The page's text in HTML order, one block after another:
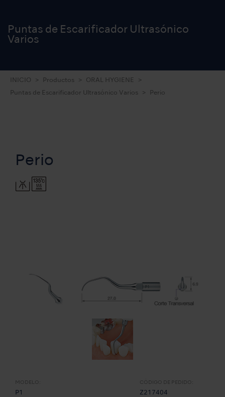
Puntas de Escarificador Ultrasónico
Varios
INICIO Productos ORAL HYGIENE
Puntas de Escarificador Ultrasónico Varios Perio
Perio
MODELO:
P1
CÓDIGO DE PEDIDO:
Z217404